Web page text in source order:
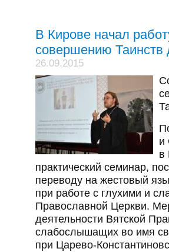
В Кирове начал
совершению Таинств
26.09.2015
и
в
практический семинар,
переводу на жестовый
при работе с глухими и
Православной Церкви.
деятельности Вятской
слабослышащих во имя
при Царево-